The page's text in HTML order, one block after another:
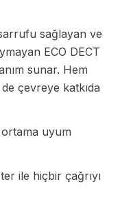
sağlayan ve
ECO DECT
sunar. Hem
çevreye katkıda
ortama uyum
ile hiçbir çağrıyı